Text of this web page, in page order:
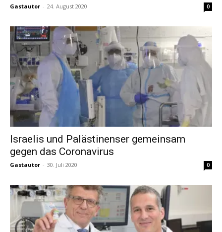
Gastautor - 24. August 2020 0
Israelis und Palästinenser gemeinsam
gegen das Coronavirus
Gastautor - 30. Juli 2020 0